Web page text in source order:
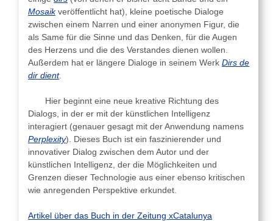
Mosaikveröffentlicht hat), kleine poetische Dialoge
zwischen einem Narren und einer anonymen Figur, die
als Same für die Sinne und das Denken, für die Augen
des Herzens und die des Verstandes dienen wollen.
Außerdem hat er längere Dialoge in seinem Werk Dirs de
dir dient.
Hier beginnt eine neue kreative Richtung des
Dialogs, in der er mit der künstlichen Intelligenz
interagiert (genauer gesagt mit der Anwendung namens
Perplexity). Dieses Buch ist ein faszinierender und
innovativer Dialog zwischen dem Autor und der
künstlichen Intelligenz, der die Möglichkeiten und
Grenzen dieser Technologie aus einer ebenso kritischen
wie anregenden Perspektive erkundet.
Artikel über das Buch in der Zeitung xCatalunya